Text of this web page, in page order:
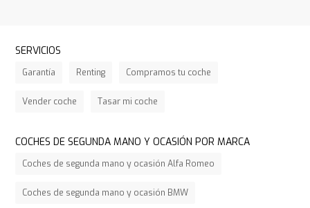
SERVICIOS
Garantía Renting Compramos tu coche
Vender coche Tasar mi coche
COCHES DE SEGUNDA MANO Y OCASIÓN POR MARCA
Coches de segunda mano y ocasión Alfa Romeo
Coches de segunda mano y ocasión BMW